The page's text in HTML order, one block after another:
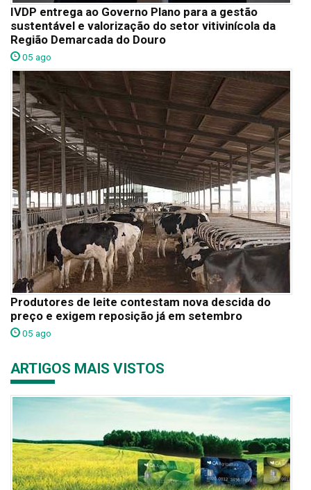
IVDP entrega ao Governo Plano para a gestão
sustentável e valorização do setor vitivinícola da
Região Demarcada do Douro
05 ago
Produtores de leite contestam nova descida do
preço e exigem reposição já em setembro
05 ago
ARTIGOS MAIS VISTOS